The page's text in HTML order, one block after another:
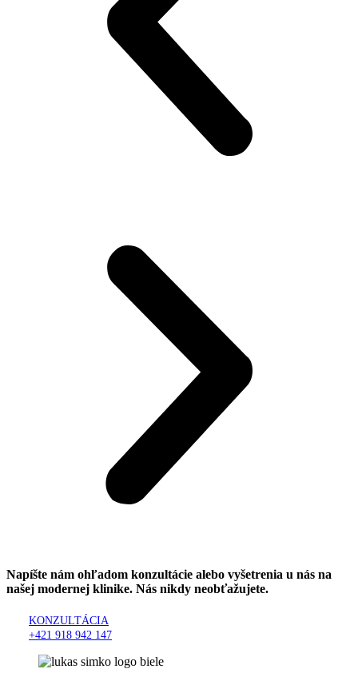
Napíšte nám ohľadom konzultácie alebo vyšetrenia u nás na
našej modernej klinike. Nás nikdy neobťažujete.
KONZULTÁCIA
+421 918 942 147